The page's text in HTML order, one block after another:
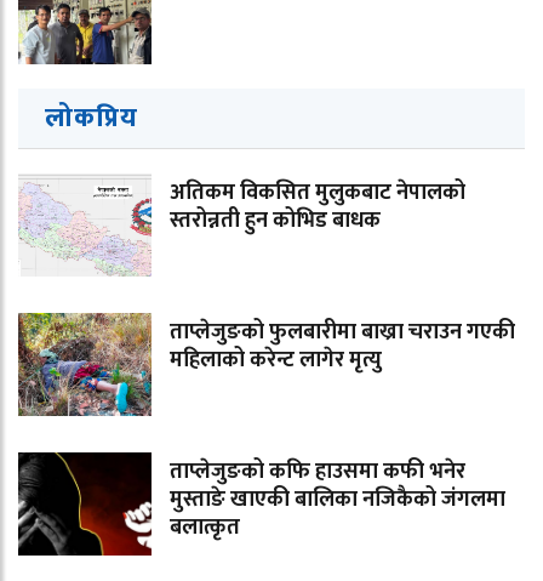
लोकप्रिय
अतिकम विकसित मुलुकबाट नेपालको
स्तरोन्नती हुन कोभिड बाधक
ताप्लेजुङको फुलबारीमा बाख्रा चराउन गएकी
महिलाको करेन्ट लागेर मृत्यु
ताप्लेजुङको कफि हाउसमा कफी भनेर
मुस्ताङे खाएकी बालिका नजिकैको जंगलमा
बलात्कृत